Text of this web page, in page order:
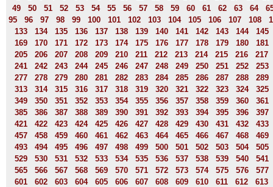
49
50 51 52 53 54 55 56 57 58 59 60 61 62 63 64
95
96 97 98 99 100 101 102 103 104 105 106 107 108
133
134 135 136 137 138 139 140 141 142 143 144
145
169
170 171 172 173 174 175 176 177 178 179 180
181
205
206 207 208 209 210 211 212 213 214 215 216
217
241
242 243 244 245 246 247 248 249 250 251 252
253
277
278 279 280 281 282 283 284 285 286 287 288
289
313
314 315 316 317 318 319 320 321 322 323 324
325
349
350 351 352 353 354 355 356 357 358 359 360
361
385
386 387 388 389 390 391 392 393 394 395 396
397
421
422 423 424 425 426 427 428 429 430 431 432
433
457
458 459 460 461 462 463 464 465 466 467 468
469
493
494 495 496 497 498 499 500 501 502 503 504
505
529
530 531 532 533 534 535 536 537 538 539 540
541
565
566 567 568 569 570 571 572 573 574 575 576
577
601
602 603 604 605 606 607 608 609 610 611 612
613